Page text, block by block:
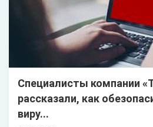
Специалисты компании
рассказали, как
виру...